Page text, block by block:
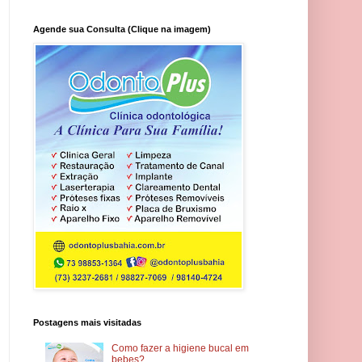
Agende sua Consulta (Clique na imagem)
Postagens mais visitadas
Como fazer a higiene bucal em
bebes?